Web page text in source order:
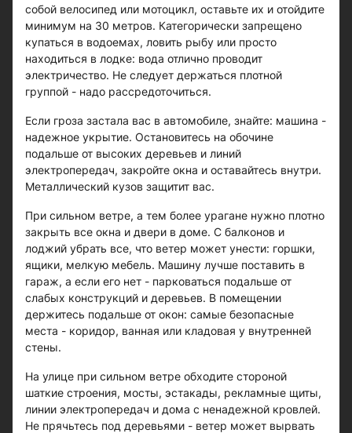
собой велосипед или мотоцикл, оставьте их и отойдите
минимум на 30 метров. Категорически запрещено
купаться в водоемах, ловить рыбу или просто
находиться в лодке: вода отлично проводит
электричество. Не следует держаться плотной
группой - надо рассредоточиться.
Если гроза застала вас в автомобиле, знайте: машина -
надежное укрытие. Остановитесь на обочине
подальше от высоких деревьев и линий
электропередач, закройте окна и оставайтесь внутри.
Металлический кузов защитит вас.
При сильном ветре, а тем более урагане нужно плотно
закрыть все окна и двери в доме. С балконов и
лоджий убрать все, что ветер может унести: горшки,
ящики, мелкую мебель. Машину лучше поставить в
гараж, а если его нет - парковаться подальше от
слабых конструкций и деревьев. В помещении
держитесь подальше от окон: самые безопасные
места - коридор, ванная или кладовая у внутренней
стены.
На улице при сильном ветре обходите стороной
шаткие строения, мосты, эстакады, рекламные щиты,
линии электропередач и дома с ненадежной кровлей.
Не прячьтесь под деревьями - ветер может вырвать